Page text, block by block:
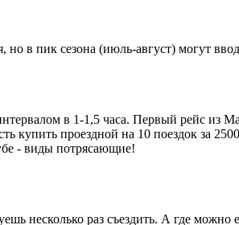
в пик сезона (июль-август) могут
в 1-1,5 часа. Первый рейс
купить проездной на 10 поездок за
- виды потрясающие!
несколько раз съездить. А где можно